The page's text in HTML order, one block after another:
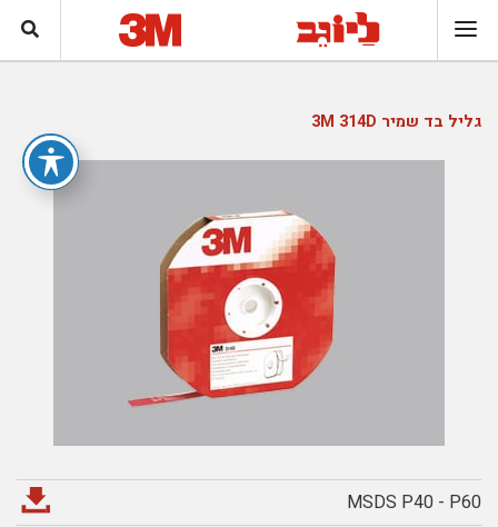
גליל בד שמיר 3M 314D
MSDS P40 - P60